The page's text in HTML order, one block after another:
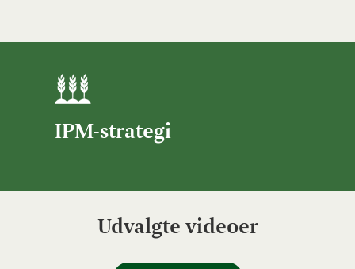
IPM-strategi
Udvalgte videoer